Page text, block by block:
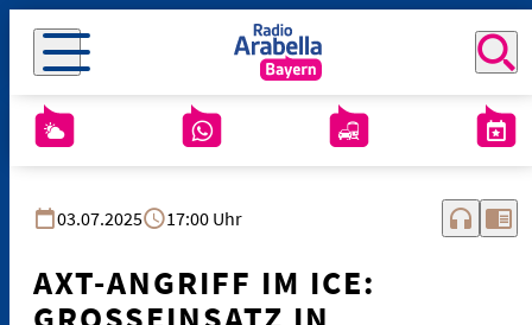
03.07.2025 17:00 Uhr headphones chrome_reader_mode
AXT-ANGRIFF IM ICE: